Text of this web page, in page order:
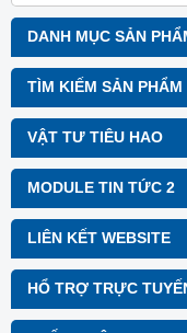
DANH MỤC SẢN
TÌM KIẾM SẢN PHẨM
VẬT TƯ TIÊU HAO
MODULE TIN TỨC 2
LIÊN KẾT WEBSITE
HỔ TRỢ TRỰC